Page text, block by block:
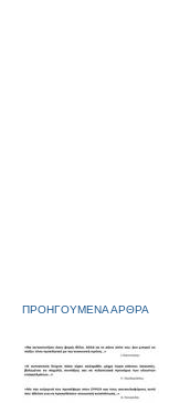
ΠΡΟΗΓΟΥΜΕΝΑ ΑΡΘΡΑ